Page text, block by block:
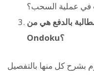
في عملية السحب؟
بالدفع هي من
Ondoku؟